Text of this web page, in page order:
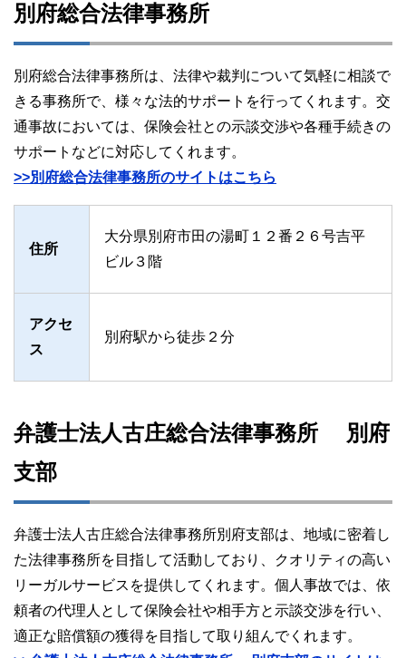
別府総合法律事務所
別府総合法律事務所は、法律や裁判について気軽に相談で
きる事務所で、様々な法的サポートを行ってくれます。交
通事故においては、保険会社との示談交渉や各種手続きの
サポートなどに対応してくれます。
>>別府総合法律事務所のサイトはこちら
住所
大分県別府市田の湯町１２番２６号吉平
ビル３階
アクセ
ス
別府駅から徒歩２分
弁護士法人古庄総合法律事務所 別府
支部
弁護士法人古庄総合法律事務所別府支部は、地域に密着し
た法律事務所を目指して活動しており、クオリティの高い
リーガルサービスを提供してくれます。個人事故では、依
頼者の代理人として保険会社や相手方と示談交渉を行い、
適正な賠償額の獲得を目指して取り組んでくれます。